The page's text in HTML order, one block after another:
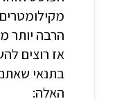
הרבה יותר
האלה: